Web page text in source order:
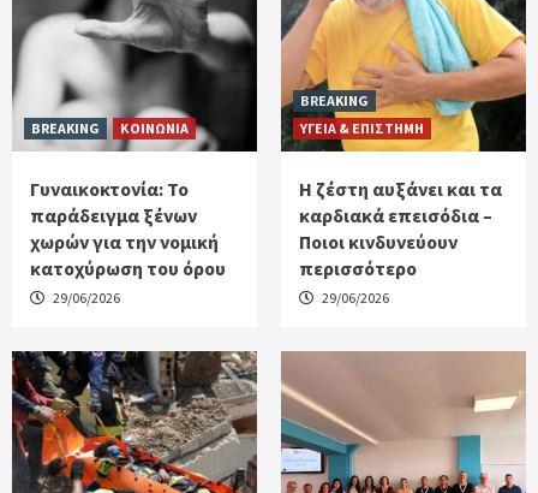
BREAKING ΚΟΙΝΩΝΙΑ
Γυναικοκτονία: Το
παράδειγμα ξένων
χωρών για την νομική
κατοχύρωση του όρου
29/06/2026
BREAKING
ΥΓΕΙΑ & ΕΠΙΣΤΗΜΗ
Η ζέστη αυξάνει και τα
καρδιακά επεισόδια –
Ποιοι κινδυνεύουν
περισσότερο
29/06/2026